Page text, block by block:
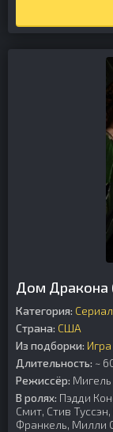
Дом Дракона
Категория: Сериал
Страна: США
Из подборки:
Длительность: ~
Режиссёр: Мигель
В ролях: Пэдди
Смит, Стив
Франкель, Милли